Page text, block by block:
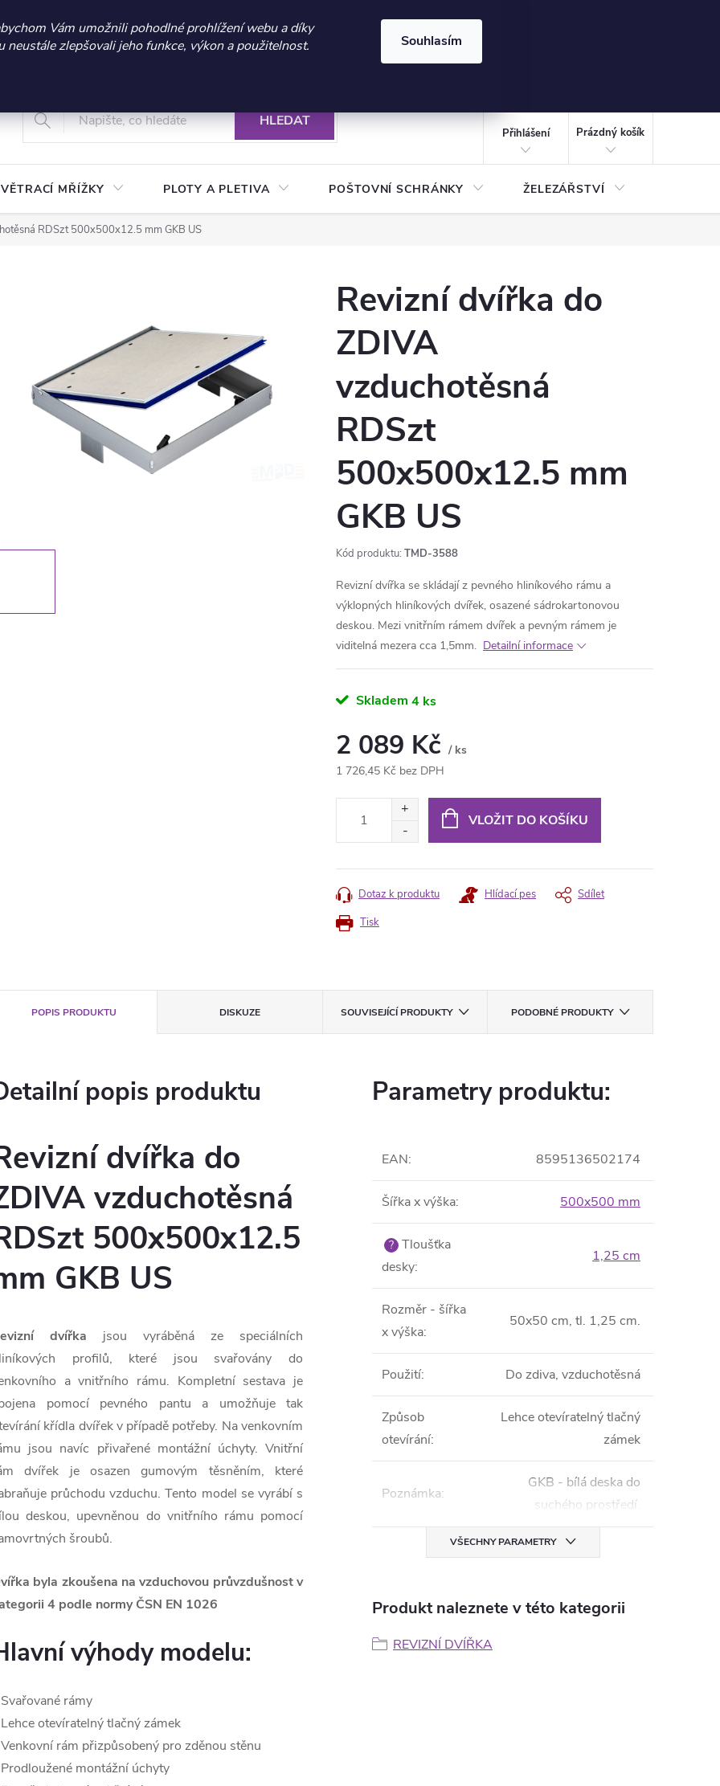
sleva 300 Kč při nákupu nad 3.000 Kč | Platnost do 21.9.2026 ⏰ | Kód: LÉTO2026
Vám umožnili pohodlné prohlížení webu a díky
neustále zlepšovali jeho funkce, výkon a použitelnost.
Souhlasím
+420 604 269 200
Vrácení a reklamace zboží Podmínky ochrany osobních údajů
HLEDAT
Přihlášení
KOŠÍK
Prázdný košík
VĚTRACÍ MŘÍŽKY PLOTY A PLETIVA POŠTOVNÍ SCHRÁNKY ŽELEZÁŘSTVÍ
RDSzt 500x500x12.5 mm GKB US
Revizní dvířka do
ZDIVA
vzduchotěsná
RDSzt
500x500x12.5 mm
GKB US
Kód produktu: TMD-3588
Revizní dvířka se skládají z pevného hliníkového rámu a
výklopných hliníkových dvířek, osazené sádrokartonovou
deskou. Mezi vnitřním rámem dvířek a pevným rámem je
viditelná mezera cca 1,5mm. Detailní informace
Skladem 4 ks
2 089 Kč / ks
1 726,45 Kč bez DPH
VLOŽIT DO KOŠÍKU
Tisk
Dotaz k produktu Hlídací pes Sdílet
POPIS PRODUKTU DISKUZE SOUVISEJÍCÍ PRODUKTY PODOBNÉ PRODUKTY
popis produktu
dvířka do
vzduchotěsná
500x500x12.5
GKB US
dvířka jsou vyráběná ze speciálních
profilů, které jsou svařovány do
a vnitřního rámu. Kompletní sestava je
pomocí pevného pantu a umožňuje tak
křídla dvířek v případě potřeby. Na venkovním
jsou navíc přivařené montážní úchyty. Vnitřní
dvířek je osazen gumovým těsněním, které
průchodu vzduchu. Tento model se vyrábí s
deskou, upevněnou do vnitřního rámu pomocí
šroubů.
byla zkoušena na vzduchovou průvzdušnost v
4 podle normy ČSN EN 1026
výhody modelu:
rámy
otevíratelný tlačný zámek
rám přizpůsobený pro zděnou stěnu
montážní úchyty
Parametry produktu:
EAN: 8595136502174
Šířka x výška: 500x500 mm
? Tloušťka
desky:
1,25 cm
Rozměr - šířka
x výška:
50x50 cm, tl. 1,25 cm.
Použití: Do zdiva, vzduchotěsná
Způsob
otevírání:
Lehce otevíratelný tlačný
zámek
Poznámka:
GKB - bílá deska do
suchého prostředí.
VŠECHNY PARAMETRY
Produkt naleznete v této kategorii
REVIZNÍ DVÍŘKA